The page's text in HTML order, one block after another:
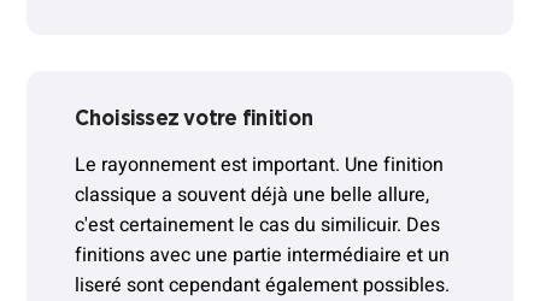
Choisissez votre finition
Le rayonnement est important. Une finition
classique a souvent déjà une belle allure,
c'est certainement le cas du similicuir. Des
finitions avec une partie intermédiaire et un
liseré sont cependant également possibles.